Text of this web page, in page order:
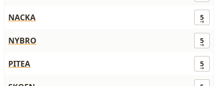
NACKA 5
NYBRO 5
PITEA 5